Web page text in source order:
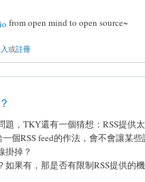
from open mind to open source~
或註冊
題，TKY還有一個猜想：RSS提供
個RSS feed的作法，會不會讓某
掛掉？
如果有，那是否有限制RSS提供的